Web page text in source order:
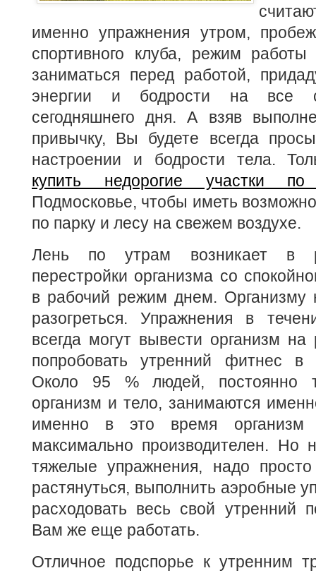
именно упражнения утром,
спортивного клуба, режим работы
заниматься перед работой,
энергии и бодрости на все
сегодняшнего дня. А взяв
привычку, Вы будете всегда
настроении и бодрости тела.
купить недорогие участки по
Подмосковье, чтобы иметь
по парку и лесу на свежем воздухе.
Лень по утрам возникает в
перестройки организма со
в рабочий режим днем. Организму
разогреться. Упражнения в
всегда могут вывести организм
попробовать утренний фитнес в
Около 95 % людей, постоянно
организм и тело, занимаются
именно в это время организм
максимально производителен. Но
тяжелые упражнения, надо просто
растянуться, выполнить аэробные
расходовать весь свой утренний
Вам же еще работать.
Отличное подспорье к утренним